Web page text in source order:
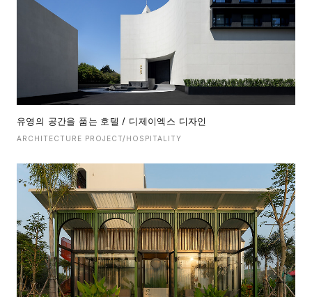
유영의 공간을 품는 호텔 / 디제이엑스 디자인
ARCHITECTURE PROJECT/HOSPITALITY